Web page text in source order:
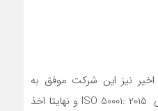
نیز این شرکت موفق به
استقرار استاندارد مدیریت انرژی ISO 50001: 2015 و نهایتا اخذ